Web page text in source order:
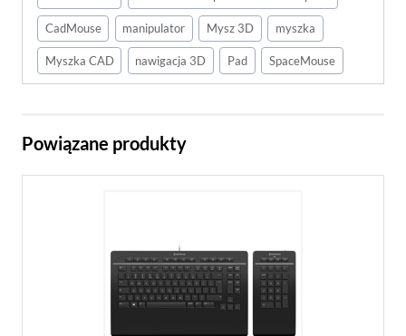
CadMouse manipulator Mysz 3D myszka
Myszka CAD nawigacja 3D Pad SpaceMouse
Powiązane produkty